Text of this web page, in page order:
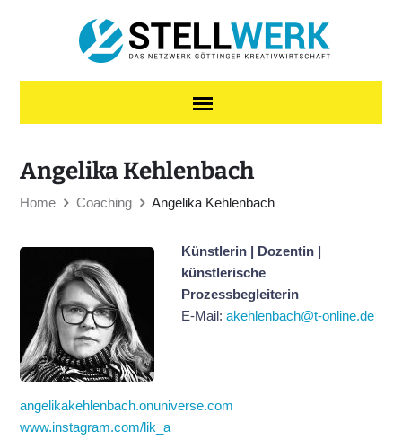
Angelika Kehlenbach
Home Coaching Angelika Kehlenbach
Künstlerin | Dozentin |
künstlerische
Prozessbegleiterin
E-Mail:akehlenbach@t-online.de
angelikakehlenbach.onuniverse.com
www.instagram.com/lik_a